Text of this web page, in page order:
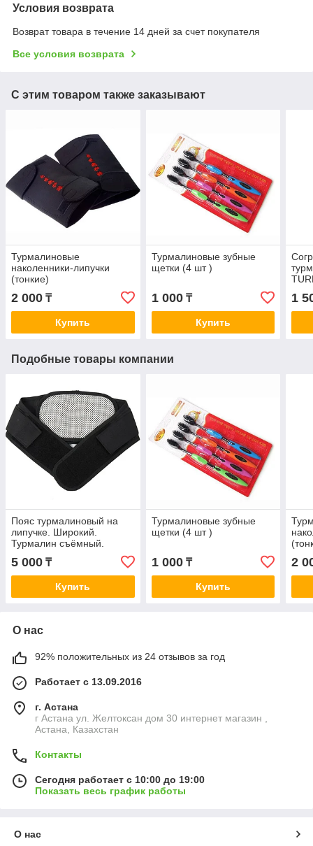
Условия возврата
Возврат товара в течение 14 дней за счет покупателя
Все условия возврата
С этим товаром также заказывают
Турмалиновые
наколенники-липучки
(тонкие)
2 000 ₸
Купить
Турмалиновые зубные
щетки (4 шт )
1 000₸
Купить
1
Подобные товары компании
Пояс турмалиновый на
липучке. Широкий.
Турмалин съёмный.
5 000 ₸
Купить
Турмалиновые зубные
щетки (4 шт )
1 000₸
Купить
2
О нас
92% положительных из 24 отзывов за год
Работает с 13.09.2016
г. Астана
г Астана ул. Желтоксан дом 30 интернет магазин ,
Астана, Казахстан
Контакты
Сегодня работает с 10:00 до 19:00
Показать весь график работы
О нас